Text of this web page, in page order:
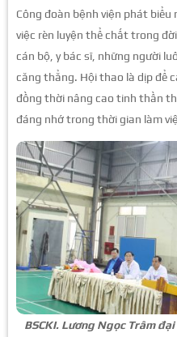
Công đoàn bệnh viện phát
việc rèn luyện thể chất trong
cán bộ, y bác sĩ, những người
căng thẳng. Hội thao là dịp để
đồng thời nâng cao tinh thần
đáng nhớ trong thời gian làm
BSCKI. Lương Ngọc Trâm